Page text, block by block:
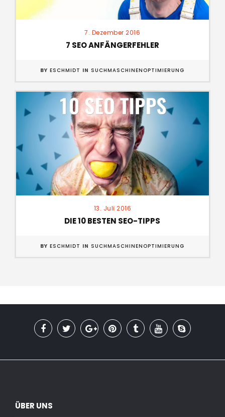
7. Dezember 2016
7 SEO ANFÄNGERFEHLER
BY ESCHMIDT IN SUCHMASCHINENOPTIMIERUNG
13. Juli 2016
DIE 10 BESTEN SEO-TIPPS
BY ESCHMIDT IN SUCHMASCHINENOPTIMIERUNG
ÜBER UNS